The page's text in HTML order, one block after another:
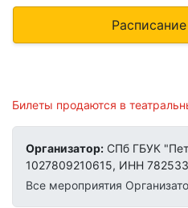
Билеты продаются в
Организатор: СПб ГБУК
1027809210615, ИНН
Все мероприятия